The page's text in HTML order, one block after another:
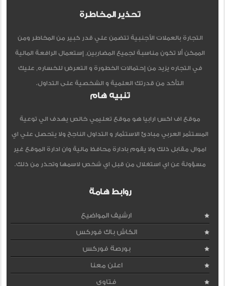
تحذير المخاطرة
التجارة بالعملات الأجنبية تتضمن علي قدر كبير من المخاطر ومن
الممكن ألا تكون مناسبة لجميع المضاربين, إستعمال الرافعة المالية
في التجاره يزيد من إحتمالات الخطورة و التعرض للخساره, عليك
التأكد من قدرتك العلمية و الشخصية على التداول.
تنبيه هام
موقع اف اكس ارابيا هو موقع تعليمي خالص يهدف الي توعية
المستثمر العربي مبادئ الاستثمار و التداول الناجح ولا يتحصل علي اي
اموال مقابل ذلك ولا يقوم بادارة محافظ مالية وان ادارة الموقع غير
مسؤولة عن اي استغلال من قبل اي شخص لاسمها وتحذر من ذلك.
روابط هامة
ارشيف المواضيع
الكاش باك فوركس
بورصة فوركس
اعلن معنا
فتاوى